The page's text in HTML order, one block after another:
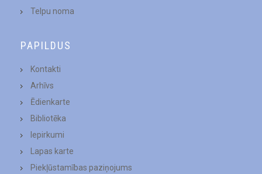
Telpu noma
PAPILDUS
Kontakti
Arhīvs
Ēdienkarte
Bibliotēka
Iepirkumi
Lapas karte
Piekļūstamības paziņojums